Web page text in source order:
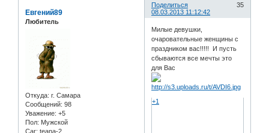
Поделиться
35
08.03.2013 11:12:42
Евгений89
Любитель
Откуда: г. Самара
Сообщений: 98
Уважение: +5
Пол: Мужской
Car: teana-2
Милые девушки,
очаровательные женщины с
праздником вас!!!!! И пусть
сбываются все мечты это
для Вас
+1